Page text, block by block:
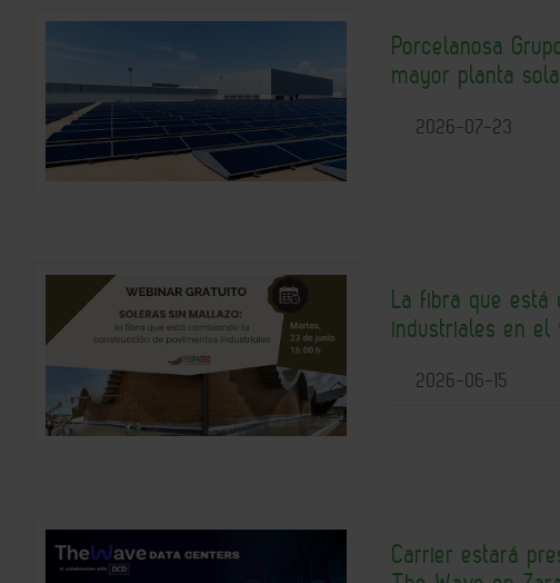
Porcelanosa
mayor planta
2026-07-23
La fibra que está
industriales en el
2026-06-15
Carrier estará